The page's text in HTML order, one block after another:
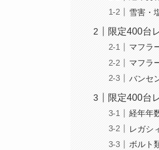
雪害・
限定400台
マフラ
マフラ
バンセ
限定400台
経年年
レガシ
ボルト